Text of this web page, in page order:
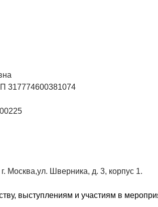
317774600381074
Москва,ул. Шверника, д. 3, корпус 1.
выступлениям и участиям в